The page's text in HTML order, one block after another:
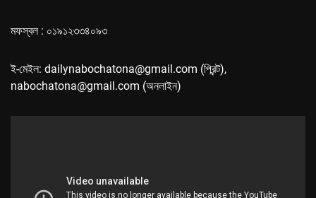
মফস্বল : ০১৯১২৩৩৪০৯৩
ই-মেইল: dailynabochatona@gmail.com (প্রিন্ট),
nabochatona@gmail.com (অনলাইন)